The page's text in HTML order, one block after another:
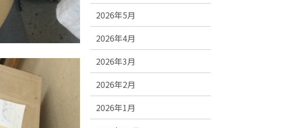
2026年5月
2026年4月
2026年3月
2026年2月
2026年1月